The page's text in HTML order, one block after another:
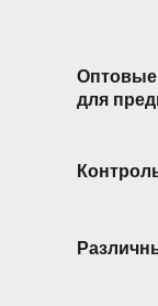
Оптовые
для